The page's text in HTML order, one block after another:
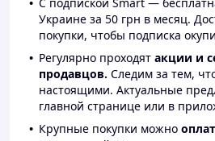
Украине за 50 грн в месяц.
покупки, чтобы подписка
Регулярно проходят акции и
продавцов. Следим за тем,
настоящими. Актуальные
главной странице или в
Крупные покупки можно